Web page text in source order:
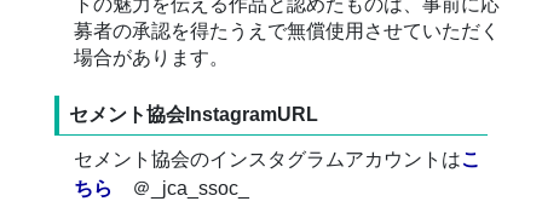
トの魅力を伝える作品と認めたものは、事前に応
募者の承認を得たうえで無償使用させていただく
場合があります。
セメント協会InstagramURL
セメント協会のインスタグラムアカウントはこ
ちら
＠_jca_ssoc_